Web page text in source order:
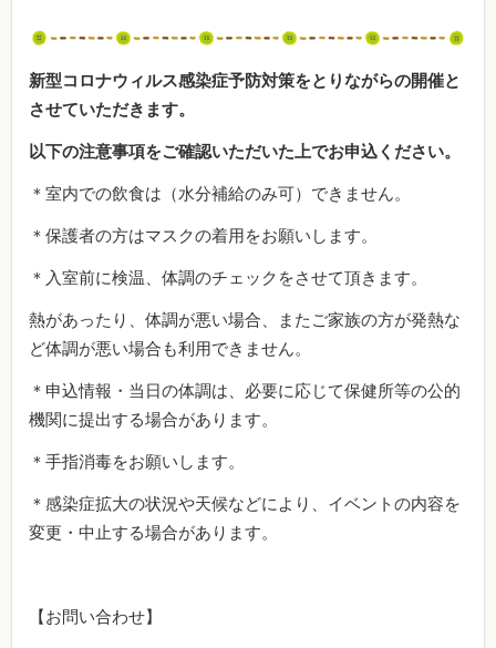
新型コロナウィルス感染症予防対策をとりながらの開催と
させていただきます。
以下の注意事項をご確認いただいた上でお申込ください。
＊室内での飲食は（水分補給のみ可）できません。
＊保護者の方はマスクの着用をお願いします。
＊入室前に検温、体調のチェックをさせて頂きます。
熱があったり、体調が悪い場合、またご家族の方が発熱な
ど体調が悪い場合も利用できません。
＊申込情報・当日の体調は、必要に応じて保健所等の公的
機関に提出する場合があります。
＊手指消毒をお願いします。
＊感染症拡大の状況や天候などにより、イベントの内容を
変更・中止する場合があります。
【お問い合わせ】